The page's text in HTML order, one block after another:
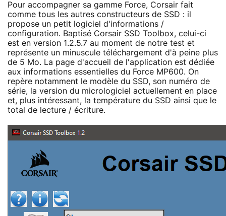
Pour accompagner sa gamme Force, Corsair fait
comme tous les autres constructeurs de SSD : il
propose un petit logiciel d'informations /
configuration. Baptisé Corsair SSD Toolbox, celui-ci
est en version 1.2.5.7 au moment de notre test et
représente un minuscule téléchargement d'à peine plus
de 5 Mo. La page d'accueil de l'application est dédiée
aux informations essentielles du Force MP600. On
repère notamment le modèle du SSD, son numéro de
série, la version du micrologiciel actuellement en place
et, plus intéressant, la température du SSD ainsi que le
total de lecture / écriture.